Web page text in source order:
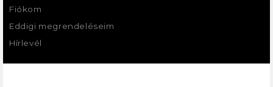
Fiókom
Eddigi megrendeléseim
Hírlevél